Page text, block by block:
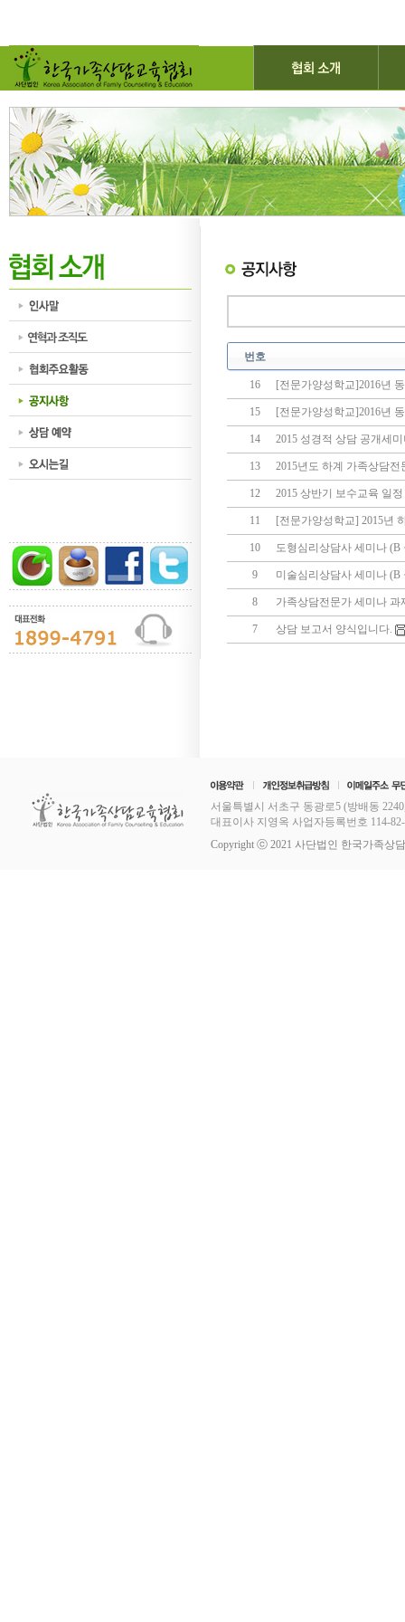
번호
16 [전문가양성학교]2016년
15 [전문가양성학교]2016년
14 2015 성경적 상담 공개세
13 2015년도 하계 가족상담
12 2015 상반기 보수교육 일
11 [전문가양성학교] 2015년
10 도형심리상담사 세미나 (B
9 미술심리상담사 세미나 (B
8 가족상담전문가 세미나 과
7 상담 보고서 양식입니다.
서울특별시 서초구 동광로5 (방배동
대표이사 지영옥 사업자등록번호 114-
Copyright ⓒ 2021 사단법인 한국가족상